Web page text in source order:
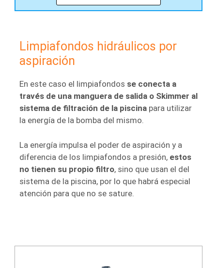
Limpiafondos hidráulicos por
aspiración
En este caso el limpiafondos se conecta a
través de una manguera de salida o Skimmer al
sistema de filtración de la piscina para utilizar
la energía de la bomba del mismo.
La energía impulsa el poder de aspiración y a
diferencia de los limpiafondos a presión, estos
no tienen su propio filtro, sino que usan el del
sistema de la piscina, por lo que habrá especial
atención para que no se sature.